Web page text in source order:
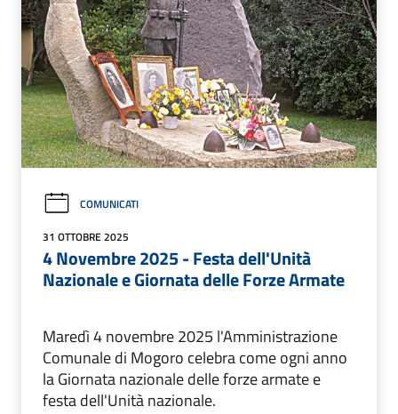
COMUNICATI
31 OTTOBRE 2025
4 Novembre 2025 - Festa dell'Unità
Nazionale e Giornata delle Forze Armate
Maredì 4 novembre 2025 l'Amministrazione
Comunale di Mogoro celebra come ogni anno
la Giornata nazionale delle forze armate e
festa dell'Unità nazionale.